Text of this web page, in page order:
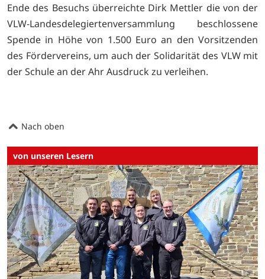
Ende des Besuchs überreichte Dirk Mettler die von der
VLW-Landesdelegiertenversammlung beschlossene
Spende in Höhe von 1.500 Euro an den Vorsitzenden
des Fördervereins, um auch der Solidarität des VLW mit
der Schule an der Ahr Ausdruck zu verleihen.
Nach oben
von unseren Lesern